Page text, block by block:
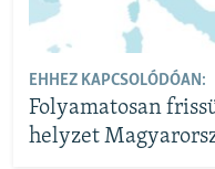
EHHEZ KAPCSOLÓDÓAN:
Folyamatosan
helyzet